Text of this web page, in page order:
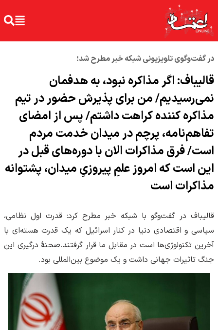
در گفت‌وگوی تلویزیونی شبکه خبر مطرح شد؛
قالیباف: اگر مذاکره نبود، به هدفمان
نمی‌رسیدیم/ من برای پذیرش حضور در تیم
مذاکره کننده کراهت داشتم/ پس از امضای
تفاهم‌نامه، پرچم در میدان خدمت مردم
است/ فرق مذاکرات الان با دوره‌های قبل در
این است که امروز علمِ پیروزیِ میدان، پشتوانه
مذاکرات است
قالیباف در گفت‌و‌گو با شبکه خبر مطرح کرد: قدرت اول نظامی،
سیاسی و اقتصادی دنیا در کنار اسرائیل که یک قدرت هسته‌ای با
آخرین تکنولوژی‌ها است در مقابل ما قرار گرفتند.صحنۀ درگیری این
جنگ تاثیرات جهانی داشت و یک موضوع بین‌المللی بود.